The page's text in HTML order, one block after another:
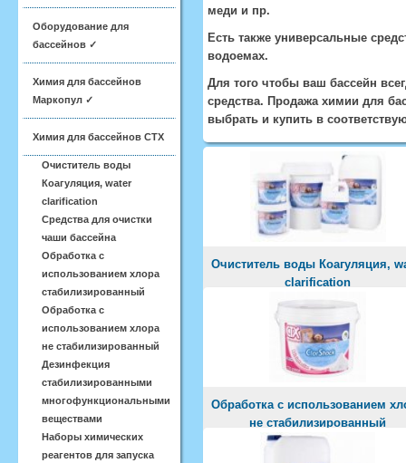
Оборудование для
бассейнов ✓
Химия для бассейнов
Маркопул ✓
Химия для бассейнов CTX
Очиститель воды
Коагуляция, water
clarification
Средства для очистки
чаши бассейна
Обработка с
использованием хлора
стабилизированный
Обработка с
использованием хлора
не стабилизированный
Дезинфекция
стабилизированными
многофункциональными
веществами
Наборы химических
реагентов для запуска
меди и пр.
Есть также универсальные
водоемах.
Для того чтобы ваш бассейн
средства. Продажа химии для
выбрать и купить в
Очиститель воды Коагуляция,
clarification
Обработка с использованием
не стабилизированный